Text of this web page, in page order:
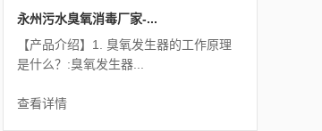
永州污水臭氧消毒厂家-...
【产品介绍】1. 臭氧发生器的工作原理
是什么？:臭氧发生器...
查看详情